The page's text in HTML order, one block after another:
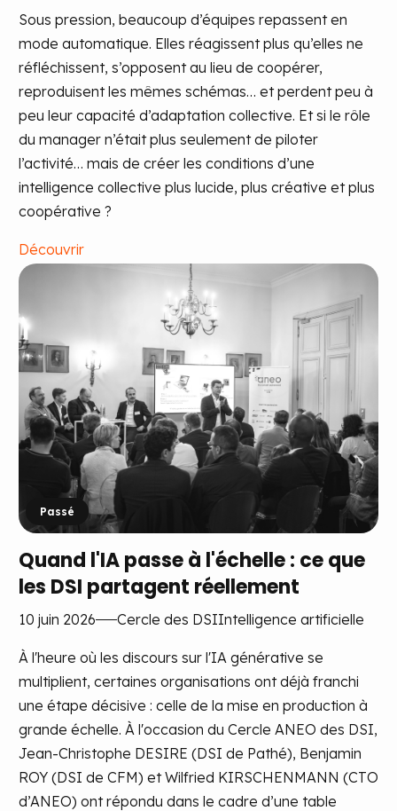
Sous pression, beaucoup d’équipes repassent en
mode automatique. Elles réagissent plus qu’elles ne
réfléchissent, s’opposent au lieu de coopérer,
reproduisent les mêmes schémas… et perdent peu à
peu leur capacité d’adaptation collective. Et si le rôle
du manager n’était plus seulement de piloter
l’activité… mais de créer les conditions d’une
intelligence collective plus lucide, plus créative et plus
coopérative ?
Découvrir
Passé
Quand l'IA passe à l'échelle : ce que
les DSI partagent réellement
10 juin 2026 Cercle des DSIIntelligence artificielle
À l'heure où les discours sur l'IA générative se
multiplient, certaines organisations ont déjà franchi
une étape décisive : celle de la mise en production à
grande échelle. À l'occasion du Cercle ANEO des DSI,
Jean-Christophe DESIRE (DSI de Pathé), Benjamin
ROY (DSI de CFM) et Wilfried KIRSCHENMANN (CTO
d’ANEO) ont répondu dans le cadre d’une table